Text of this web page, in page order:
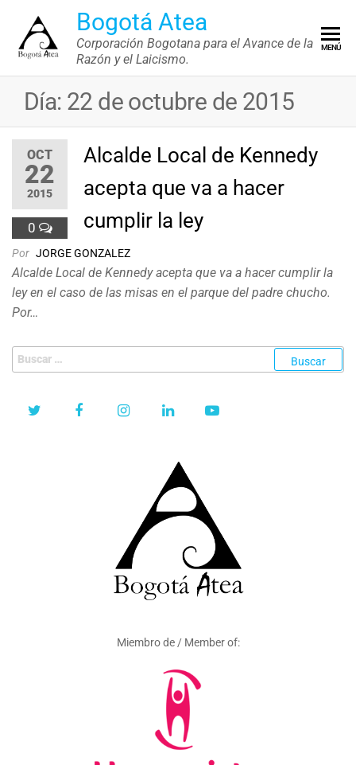
contenido
Bogotá Atea
Corporación Bogotana para el Avance de la
Razón y el Laicismo.
MENÚ
Día: 22 de octubre de 2015
OCT
22
2015
0
Alcalde Local de Kennedy
acepta que va a hacer
cumplir la ley
Por JORGE GONZALEZ
Alcalde Local de Kennedy acepta que va a hacer cumplir la
ley en el caso de las misas en el parque del padre chucho.
Por…
Buscar:
Miembro de / Member of: